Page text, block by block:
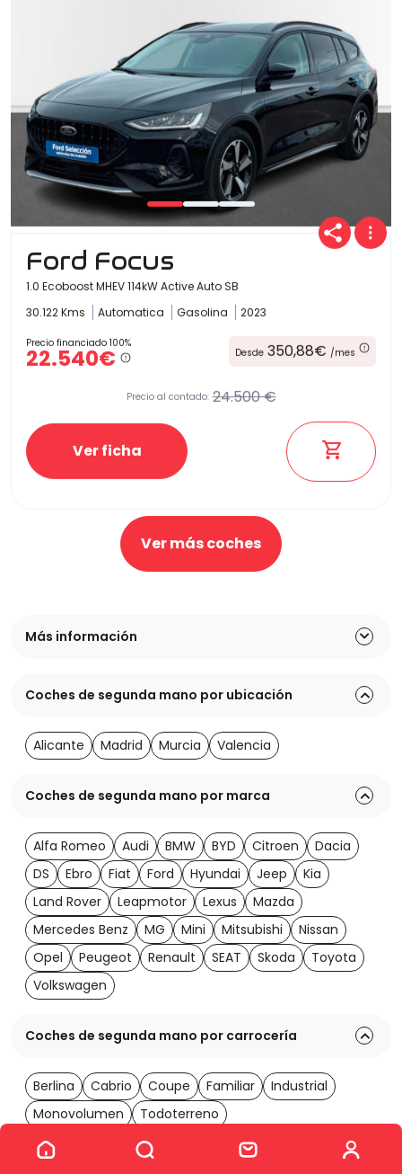
Ver los 2060 coches
Ford Focus
1.0 Ecoboost MHEV 114kW Active Auto SB
30.122 Kms
Automatica Gasolina 2023
Precio financiado 100%
22.540€ Desde 350,88€ /mes
Precio al contado: 24.500 €
Ver ficha
Ver más coches
Más información
Coches de segunda mano por ubicación
Alicante Madrid Murcia Valencia
Coches de segunda mano por marca
Alfa Romeo Audi BMW BYD Citroen
Dacia
DS
Ebro Fiat Ford Hyundai Jeep
Kia
Land Rover
Leapmotor Lexus
Mazda
Mercedes Benz
MG Mini Mitsubishi
Nissan
Opel
Peugeot Renault SEAT Skoda
Toyota
Volkswagen
Coches de segunda mano por carrocería
Berlina Cabrio Coupe Familiar
Industrial
Monovolumen
Todoterreno
Coches de segunda mano por transmisión